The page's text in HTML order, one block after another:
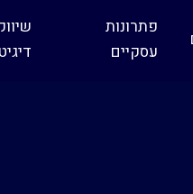
פתרונות
עסקיים